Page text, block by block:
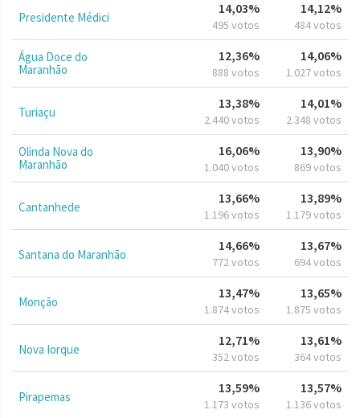
Presidente Médici
14,03%
495 votos
14,12%
484 votos
Água Doce do
Maranhão
12,36%
888 votos
14,06%
1.027 votos
Turiaçu
13,38%
2.440 votos
14,01%
2.348 votos
Olinda Nova do
Maranhão
16,06%
1.040 votos
13,90%
869 votos
Cantanhede
13,66%
1.196 votos
13,89%
1.179 votos
Santana do Maranhão
14,66%
772 votos
13,67%
694 votos
Monção
13,47%
1.874 votos
13,65%
1.875 votos
Nova Iorque
12,71%
352 votos
13,61%
364 votos
Pirapemas
13,59%
1.173 votos
13,57%
1.136 votos